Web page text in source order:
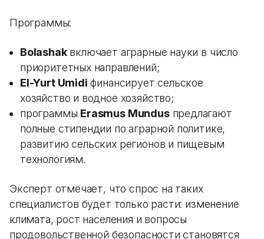
Программы:
Bolashakвключает аграрные науки в число
приоритетных направлений;
El-Yurt Umidi финансирует сельское
хозяйство и водное хозяйство;
программы Erasmus Mundusпредлагают
полные стипендии по аграрной политике,
развитию сельских регионов и пищевым
технологиям.
Эксперт отмечает, что спрос на таких
специалистов будет только расти: изменение
климата, рост населения и вопросы
продовольственной безопасности становятся